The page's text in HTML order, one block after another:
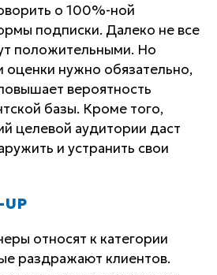
о 100%-ной
подписки. Далеко не все
положительными. Но
оценки нужно обязательно,
вероятность
базы. Кроме того,
целевой аудитории даст
и устранить свои
относят к категории
раздражают клиентов.